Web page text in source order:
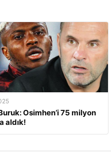
Osimhen’i 75 milyon
aldık!